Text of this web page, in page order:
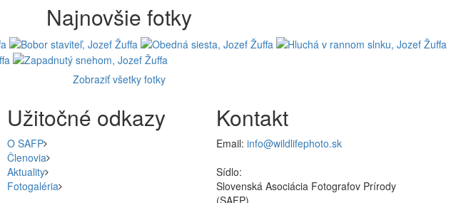
Najnovšie fotky
Zobraziť všetky fotky
Užitočné odkazy
O SAFP
Členovia
Aktuality
Fotogaléria
Kontakt
Email: info@wildlifephoto.sk
Sídlo:
Slovenská Asociácia Fotografov Prírody